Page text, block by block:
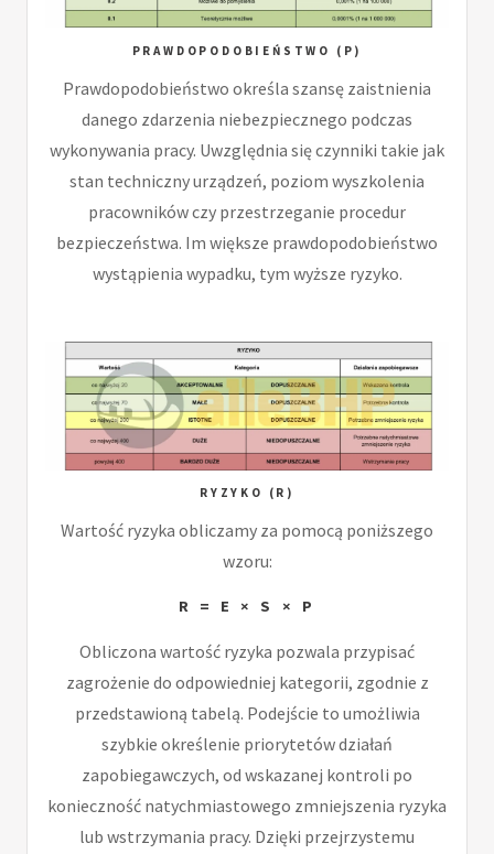
PRAWDOPODOBIEŃSTWO (P)
Prawdopodobieństwo określa szansę zaistnienia
danego zdarzenia niebezpiecznego podczas
wykonywania pracy. Uwzględnia się czynniki takie jak
stan techniczny urządzeń, poziom wyszkolenia
pracowników czy przestrzeganie procedur
bezpieczeństwa. Im większe prawdopodobieństwo
wystąpienia wypadku, tym wyższe ryzyko.
RYZYKO (R)
Wartość ryzyka obliczamy za pomocą poniższego
wzoru:
R = E × S × P
Obliczona wartość ryzyka pozwala przypisać
zagrożenie do odpowiedniej kategorii, zgodnie z
przedstawioną tabelą. Podejście to umożliwia
szybkie określenie priorytetów działań
zapobiegawczych, od wskazanej kontroli po
konieczność natychmiastowego zmniejszenia ryzyka
lub wstrzymania pracy. Dzięki przejrzystemu